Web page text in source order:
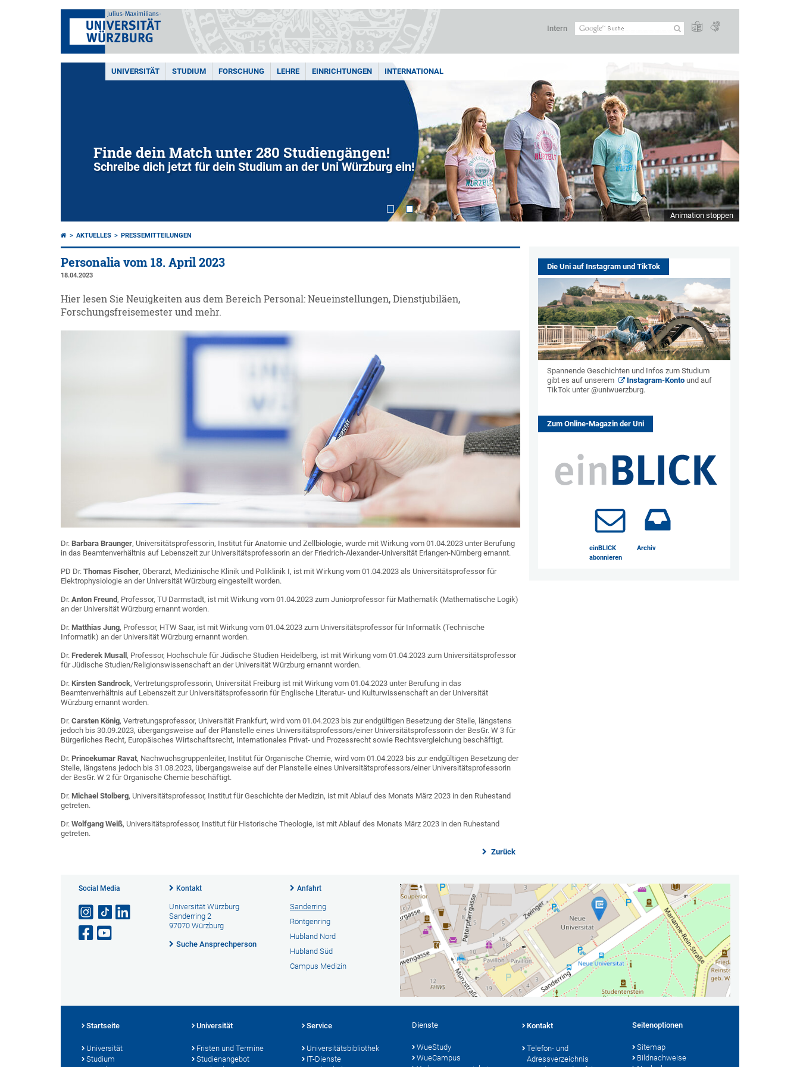
Intern
UNIVERSITÄT STUDIUM FORSCHUNG LEHRE EINRICHTUNGEN INTERNATIONAL
Finde dein Match unter 280 Studiengängen!
Schreibe dich jetzt für dein Studium an der Uni Würzburg ein!
Animation stoppen
AKTUELLES PRESSEMITTEILUNGEN
Personalia vom 18. April 2023
18.04.2023
Hier lesen Sie Neuigkeiten aus dem Bereich Personal: Neueinstellungen, Dienstjubiläen,
Forschungsfreisemester und mehr.
Dr. Barbara Braunger, Universitätsprofessorin, Institut für Anatomie und Zellbiologie, wurde mit Wirkung vom 01.04.2023 unter Berufung
in das Beamtenverhältnis auf Lebenszeit zur Universitätsprofessorin an der Friedrich-Alexander-Universität Erlangen-Nürnberg ernannt.
PD Dr. Thomas Fischer, Oberarzt, Medizinische Klinik und Poliklinik I, ist mit Wirkung vom 01.04.2023 als Universitätsprofessor für
Elektrophysiologie an der Universität Würzburg eingestellt worden.
Dr. Anton Freund , Professor, TU Darmstadt, ist mit Wirkung vom 01.04.2023 zum Juniorprofessor für Mathematik (Mathematische Logik)
an der Universität Würzburg ernannt worden.
Dr. Matthias Jung, Professor, HTW Saar, ist mit Wirkung vom 01.04.2023 zum Universitätsprofessor für Informatik (Technische
Informatik) an der Universität Würzburg ernannt worden.
Dr. Frederek Musall , Professor, Hochschule für Jüdische Studien Heidelberg, ist mit Wirkung vom 01.04.2023 zum Universitätsprofessor
für Jüdische Studien/Religionswissenschaft an der Universität Würzburg ernannt worden.
Dr. Kirsten Sandrock, Vertretungsprofessorin, Universität Freiburg ist mit Wirkung vom 01.04.2023 unter Berufung in das
Beamtenverhältnis auf Lebenszeit zur Universitätsprofessorin für Englische Literatur- und Kulturwissenschaft an der Universität
Würzburg ernannt worden.
Dr. Carsten König, Vertretungsprofessor, Universität Frankfurt, wird vom 01.04.2023 bis zur endgültigen Besetzung der Stelle, längstens
jedoch bis 30.09.2023, übergangsweise auf der Planstelle eines Universitätsprofessors/einer Universitätsprofessorin der BesGr. W 3 für
Bürgerliches Recht, Europäisches Wirtschaftsrecht, Internationales Privat- und Prozessrecht sowie Rechtsvergleichung beschäftigt.
Dr. Princekumar Ravat, Nachwuchsgruppenleiter, Institut für Organische Chemie, wird vom 01.04.2023 bis zur endgültigen Besetzung der
Stelle, längstens jedoch bis 31.08.2023, übergangsweise auf der Planstelle eines Universitätsprofessors/einer Universitätsprofessorin
der BesGr. W 2 für Organische Chemie beschäftigt.
Dr. Michael Stolberg, Universitätsprofessor, Institut für Geschichte der Medizin, ist mit Ablauf des Monats März 2023 in den Ruhestand
getreten.
Dr. Wolfgang Weiß, Universitätsprofessor, Institut für Historische Theologie, ist mit Ablauf des Monats März 2023 in den Ruhestand
getreten.
Zurück
Die Uni auf Instagram und TikTok
Spannende Geschichten und Infos zum Studium
gibt es auf unserem
Instagram-Konto und auf
TikTok unter @uniwuerzburg.
Zum Online-Magazin der Uni
einBLICK
abonnieren
Archiv
Social Media Kontakt
Universität Würzburg
Sanderring 2
97070 Würzburg
Suche Ansprechperson
Anfahrt
Sanderring
Röntgenring
Hubland Nord
Hubland Süd
Campus Medizin
Startseite
Universität
Studium
Universität
Fristen und Termine
Studienangebot
Service
Universitätsbibliothek
IT-Dienste
Dienste
WueStudy
WueCampus
Kontakt
Telefon- und
Adressverzeichnis
Seitenoptionen
Sitemap
Bildnachweise